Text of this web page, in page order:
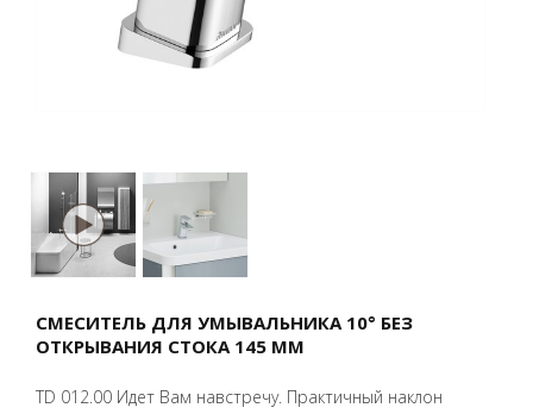
СМЕСИТЕЛЬ ДЛЯ УМЫВАЛЬНИКА 10° БЕЗ
ОТКРЫВАНИЯ СТОКА 145 ММ
TD 012.00 Идет Вам навстречу. Практичный наклон